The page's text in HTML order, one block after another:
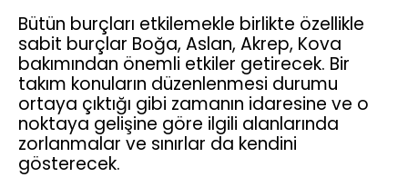
Bütün burçları etkilemekle birlikte özellikle
sabit burçlar Boğa, Aslan, Akrep, Kova
bakımından önemli etkiler getirecek. Bir
takım konuların düzenlenmesi durumu
ortaya çıktığı gibi zamanın idaresine ve o
noktaya gelişine göre ilgili alanlarında
zorlanmalar ve sınırlar da kendini
gösterecek.